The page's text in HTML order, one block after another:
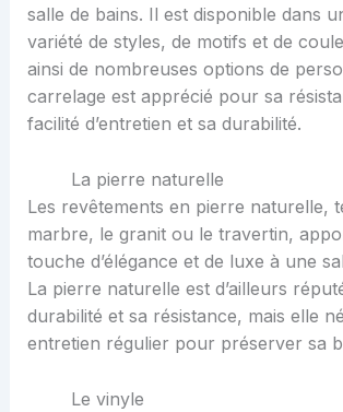
salle de bains. Il est disponible dans
variété de styles, de motifs et de
ainsi de nombreuses options de
carrelage est apprécié pour sa
facilité d’entretien et sa durabilité.
La pierre naturelle
Les revêtements en pierre naturelle,
marbre, le granit ou le travertin,
touche d’élégance et de luxe à une
La pierre naturelle est d’ailleurs
durabilité et sa résistance, mais elle
entretien régulier pour préserver sa
Le vinyle